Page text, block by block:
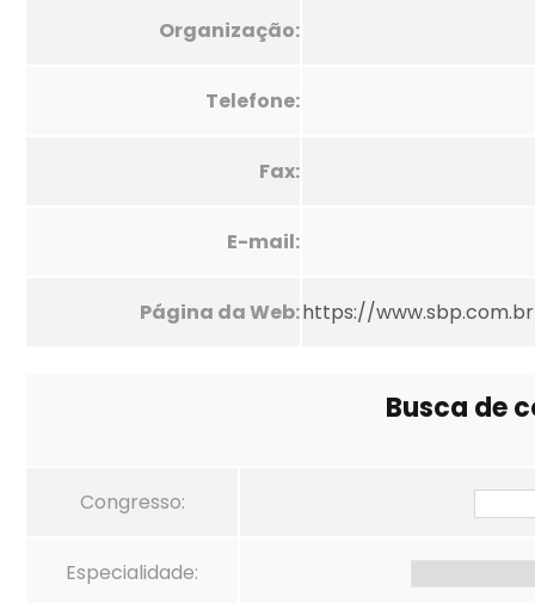
Organização:
Telefone:
Fax:
E-mail:
Página da Web:https://
Busca de
Congresso:
Especialidade: